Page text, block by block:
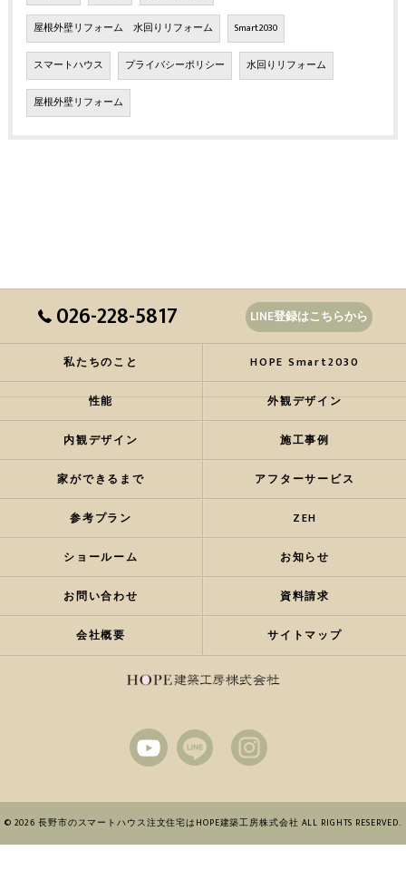
屋根外壁リフォーム 水回りリフォーム Smart2030
スマートハウス プライバシーポリシー 水回りリフォーム
屋根外壁リフォーム
026-228-5817 LINE登録はこちらから
私たちのこと HOPE Smart2030
性能 外観デザイン
内観デザイン 施工事例
家ができるまで アフターサービス
参考プラン ZEH
ショールーム お知らせ
お問い合わせ 資料請求
会社概要 サイトマップ
© 2026 長野市のスマートハウス注文住宅はHOPE建築工房株式会社 ALL RIGHTS RESERVED.